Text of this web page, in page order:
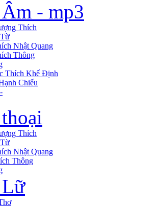
- mp3
Thích
Nhật Quang
Thông
Thích Khế Định
Chiếu
Thích
Nhật Quang
Thông
Lữ